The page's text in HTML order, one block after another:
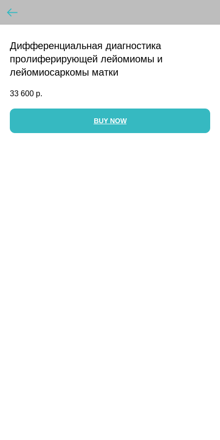
Дифференциальная диагностика
пролиферирующей лейомиомы и
лейомиосаркомы матки
33 600 р.
BUY NOW